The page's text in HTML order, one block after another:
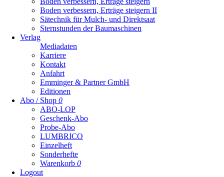
Boden verbessern, Erträge steigern II
Sätechnik für Mulch- und Direktsaat
Sternstunden der Baumaschinen
Verlag
Mediadaten
Karriere
Kontakt
Anfahrt
Emminger & Partner GmbH
Editionen
Abo / Shop 0
ABO-LOP
Geschenk-Abo
Probe-Abo
LUMBRICO
Einzelheft
Sonderhefte
Warenkorb 0
Logout